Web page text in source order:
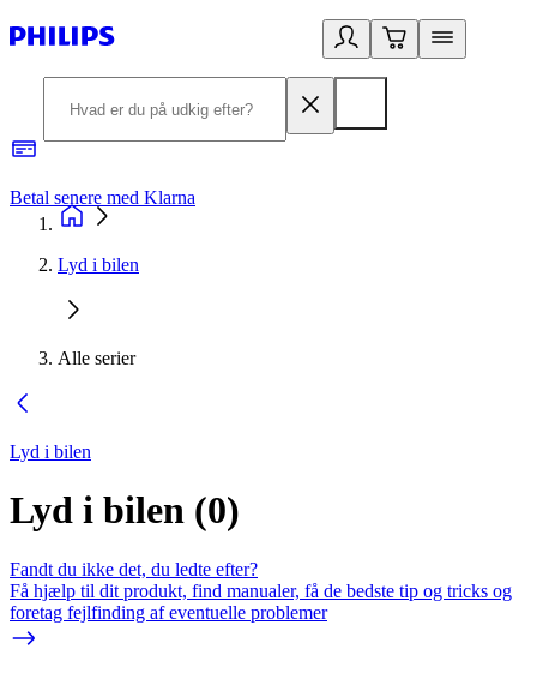
Betal senere med Klarna
Lyd i bilen
Alle serier
Lyd i bilen
Lyd i bilen (0)
Fandt du ikke det, du ledte efter?
Få hjælp til dit produkt, find manualer, få de bedste tip og tricks og
foretag fejlfinding af eventuelle problemer